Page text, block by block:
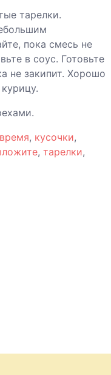
тарелки.
пока смесь не
в соус. Готовьте
не закипит. Хорошо
время, кусочки,
, тарелки,